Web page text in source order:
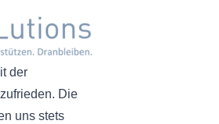
der
Die
uns stets